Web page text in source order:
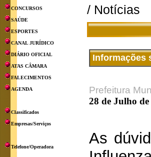
CONCURSOS
SAÚDE
ESPORTES
CANAL JURÍDICO
DIÁRIO OFICIAL
ATAS CÂMARA
FALECIMENTOS
AGENDA
Classificados
Empresas/Serviços
Telefone/Operadora
/ Notícias
Informações
Prefeitura
28 de Julho de
As